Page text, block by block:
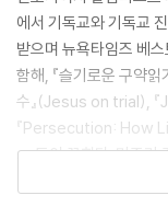
에서 기독교와 기독교
받으며 뉴욕타임즈 베
함해, 『슬기로운 구약
수』(Jesus on trial),
『Persecution: How
s』 등이 꼽힌다. 미주